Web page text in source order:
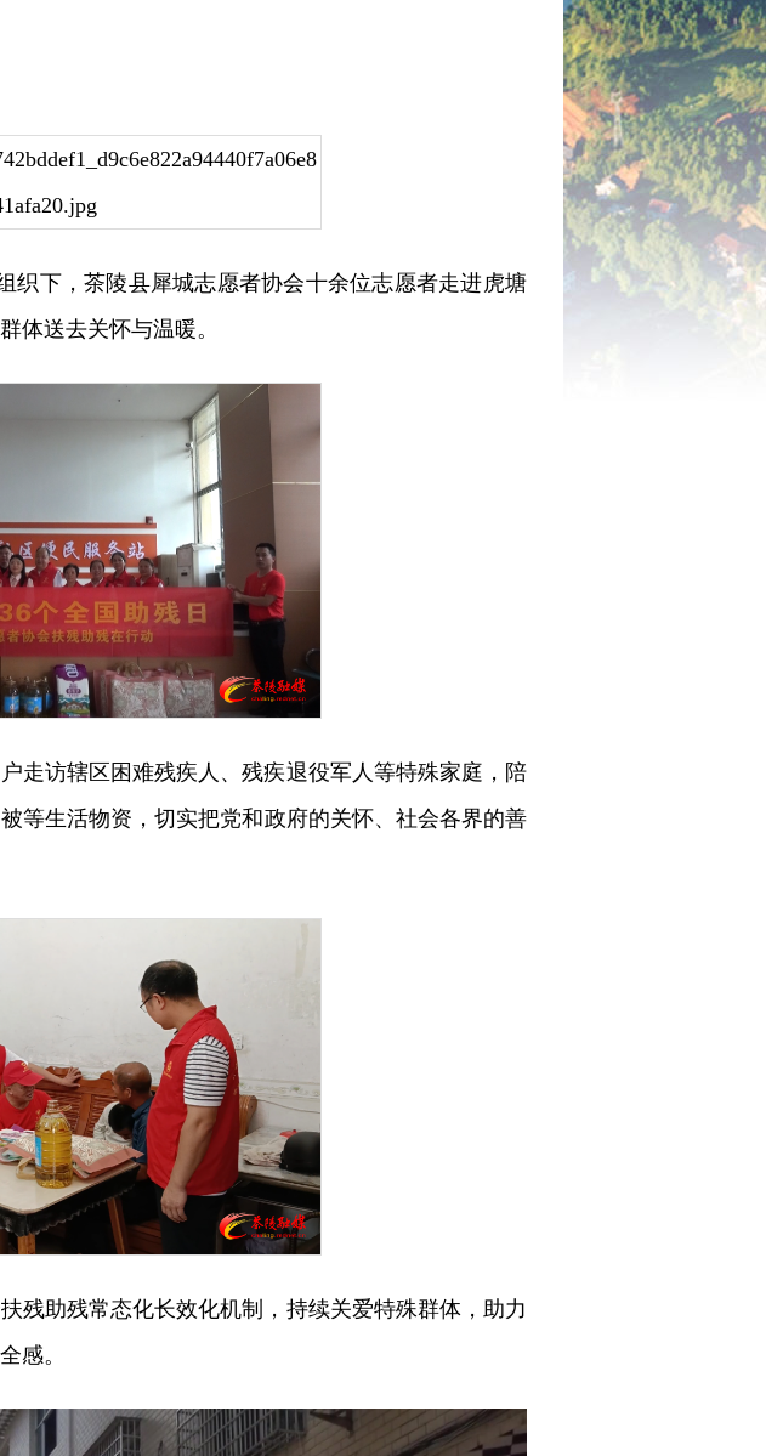
织下，茶陵县犀城志愿者协会十余位志愿者走进虎塘
体送去关怀与温暖。
走访辖区困难残疾人、残疾退役军人等特殊家庭，陪
等生活物资，切实把党和政府的关怀、社会各界的善
残助残常态化长效化机制，持续关爱特殊群体，助力
感。